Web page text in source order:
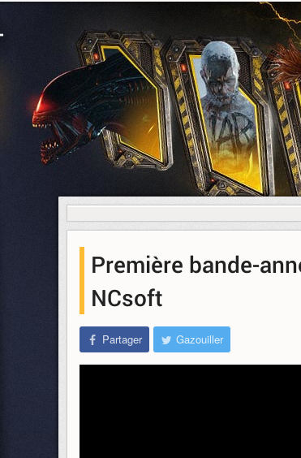
Première bande-
NCsoft
Partager Gazouiller